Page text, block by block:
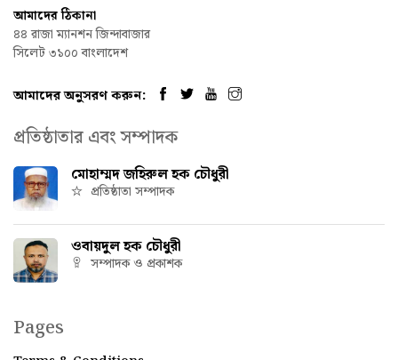
আমাদের ঠিকানা
৪৪ রাজা ম্যানশন জিন্দাবাজার
সিলেট ৩১০০ বাংলাদেশ
আমাদের অনুসরণ করুন:
প্রতিষ্ঠাতার এবং সম্পাদক
মোহাম্মদ জহিরুল হক চৌধুরী
প্রতিষ্ঠাতা সম্পাদক
ওবায়দুল হক চৌধুরী
সম্পাদক ও প্রকাশক
Pages